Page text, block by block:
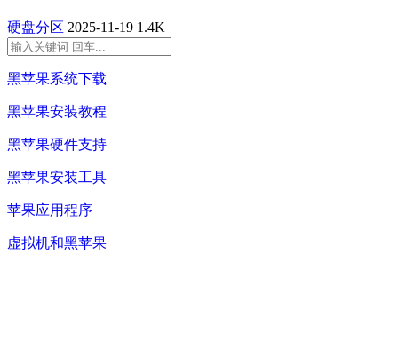
硬盘分区 2025-11-19 1.4K
黑苹果系统下载
黑苹果安装教程
黑苹果硬件支持
黑苹果安装工具
苹果应用程序
虚拟机和黑苹果